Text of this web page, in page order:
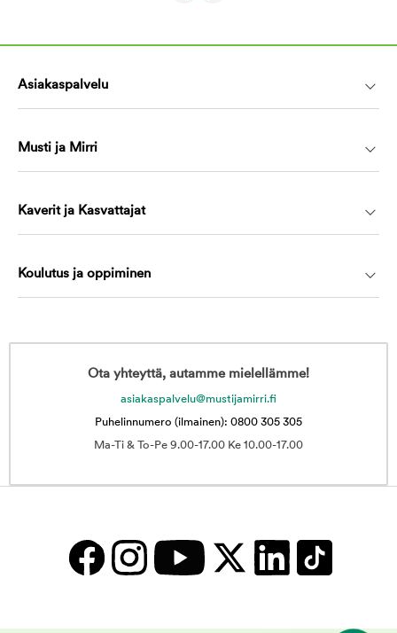
Asiakaspalvelu
Musti ja Mirri
Kaverit ja Kasvattajat
Koulutus ja oppiminen
Ota yhteyttä, autamme mielellämme!
asiakaspalvelu@mustijamirri.fi
Puhelinnumero (ilmainen): 0800 305 305
Ma-Ti & To-Pe 9.00-17.00 Ke 10.00-17.00